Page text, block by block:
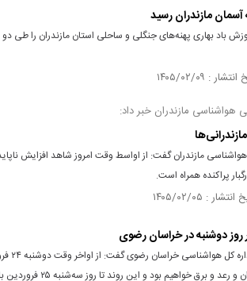
آسمان مازندران رسید
وزش باد بهاری پهنه‌های جنگلی و ساحلی استان مازندران را طی دو
مازندران خبر داد:
مازندران گفت: از اواسط وقت امروز شاهد افزایش
پراکنده همراه است.
روز دوشنبه در خراسان رضوی
استان شاهد آغاز بارش باران و رعد